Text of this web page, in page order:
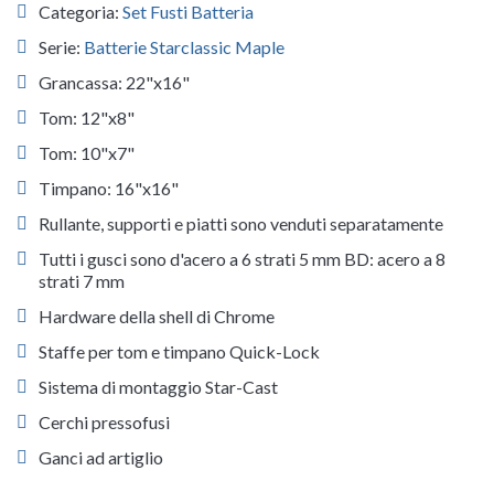
Categoria: Set Fusti Batteria
Serie: Batterie Starclassic Maple
Grancassa: 22"x16"
Tom: 12"x8"
Tom: 10"x7"
Timpano: 16"x16"
Rullante, supporti e piatti sono venduti separatamente
Tutti i gusci sono d'acero a 6 strati 5 mm BD: acero a 8
strati 7 mm
Hardware della shell di Chrome
Staffe per tom e timpano Quick-Lock
Sistema di montaggio Star-Cast
Cerchi pressofusi
Ganci ad artiglio